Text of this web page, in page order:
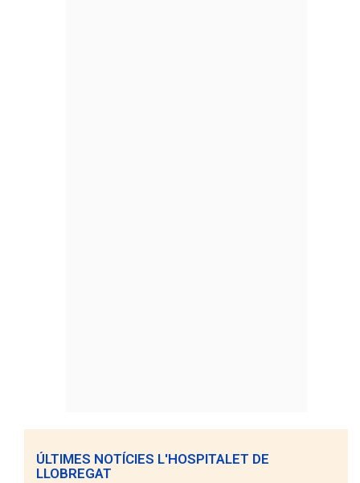
ÚLTIMES NOTÍCIES L'HOSPITALET DE
LLOBREGAT